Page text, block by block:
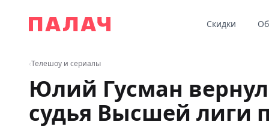
Палач
Скидки
‹Телешоу и сериалы
Юлий Гусман
судья Высшей лиги